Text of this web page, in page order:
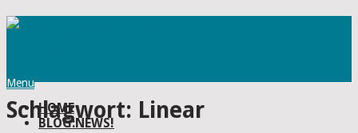
Menu
HOME
BLOG:NEWS!
Schlagwort: Linear